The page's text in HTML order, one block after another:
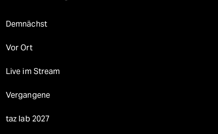
Demnächst
Vor Ort
Live im Stream
Vergangene
taz lab 2027